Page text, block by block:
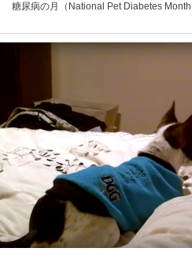
糖尿病の月（National Pet Diabetes